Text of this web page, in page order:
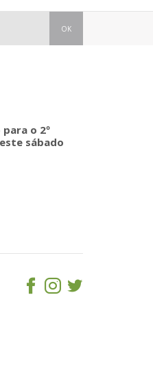
OK
o 2º
sábado